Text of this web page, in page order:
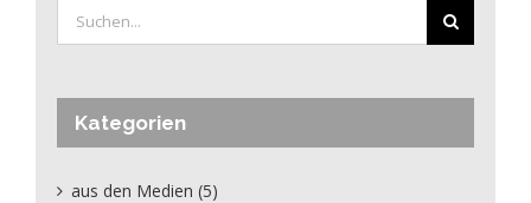
Suche
nach:
Kategorien
aus den Medien (5)